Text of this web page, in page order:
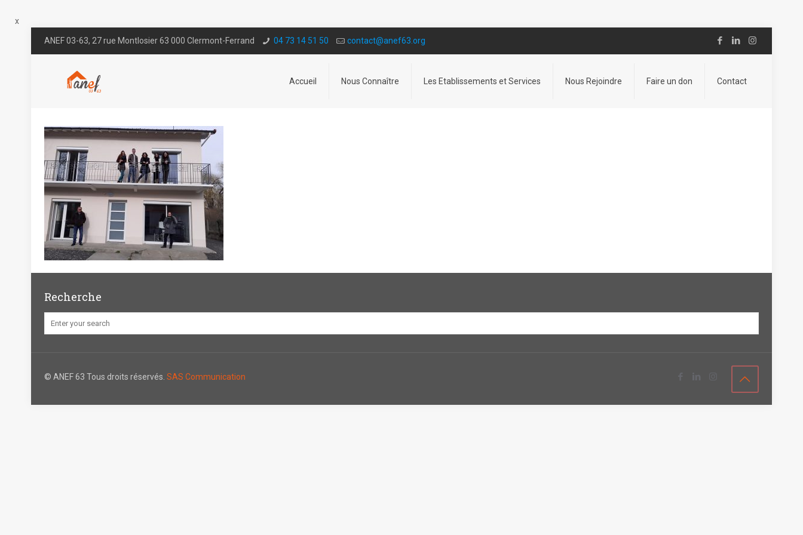
x
ANEF 03-63, 27 rue Montlosier 63 000 Clermont-Ferrand 04 73 14 51 50 contact@a­nef63.org
Accueil Nous Connaître Les Etablissements et Services Nous Rejoindre Faire un don Contact
Recherche
© ANEF 63 Tous droits réservés.SAS Communication